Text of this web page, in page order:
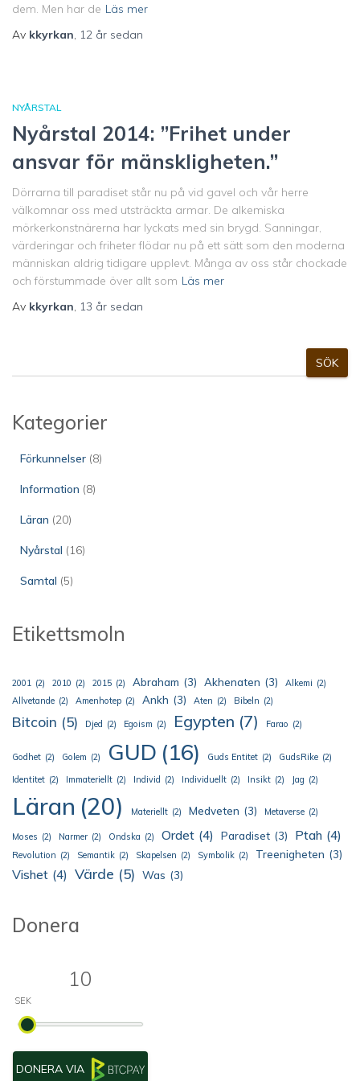
dem. Men har de Läs mer
Av kkyrkan, 12 år sedan
NYÅRSTAL
Nyårstal 2014: ”Frihet under
ansvar för mänskligheten.”
Dörrarna till paradiset står nu på vid gavel och vår herre
välkomnar oss med utsträckta armar. De alkemiska
mörkerkonstnärerna har lyckats med sin brygd. Sanningar,
värderingar och friheter flödar nu på ett sätt som den moderna
människan aldrig tidigare upplevt. Många av oss står chockade
och förstummade över allt som Läs mer
Av kkyrkan, 13 år sedan
ö
SÖK
Kategorier
Förkunnelser (8)
Information (8)
Läran (20)
Nyårstal (16)
Samtal (5)
Etikettsmoln
2001 (2) 2010 (2) 2015 (2) Abraham (3) Akhenaten (3) Alkemi (2)
Allvetande (2) Amenhotep (2) Ankh (3) Aten (2) Bibeln (2)
Bitcoin (5) Djed (2) Egoism (2) Egypten (7) Farao (2)
Godhet (2) Golem (2) GUD (16) Guds Entitet (2) GudsRike (2)
Identitet (2) Immateriellt (2) Individ (2) Individuellt (2) Insikt (2) Jag (2)
Läran (20) Materiellt (2) Medveten (3) Metaverse (2)
Moses (2) Narmer (2) Ondska (2) Ordet (4) Paradiset (3) Ptah (4)
Revolution (2) Semantik (2) Skapelsen (2) Symbolik (2) Treenigheten (3)
Vishet (4) Värde (5) Was (3)
Donera
DONERA VIA